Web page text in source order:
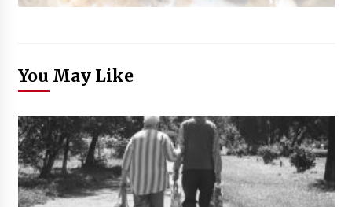
You May Like